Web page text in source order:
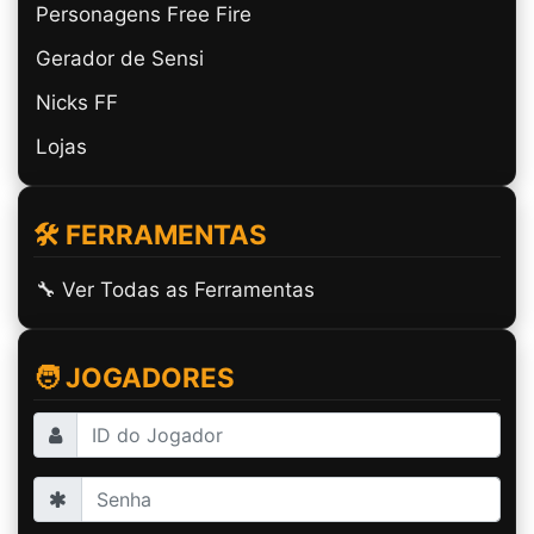
Personagens Free Fire
Gerador de Sensi
Nicks FF
Lojas
🛠️ FERRAMENTAS
🔧 Ver Todas as Ferramentas
🧑 JOGADORES